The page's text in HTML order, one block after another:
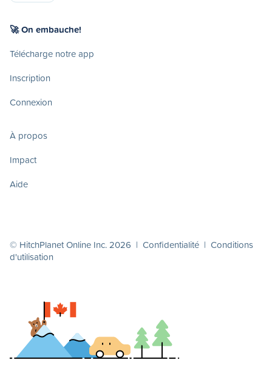
🚀 On embauche!
Télécharge notre app
Inscription
Connexion
À propos
Impact
Aide
© HitchPlanet Online Inc. 2026 | Confidentialité | Conditions
d'utilisation